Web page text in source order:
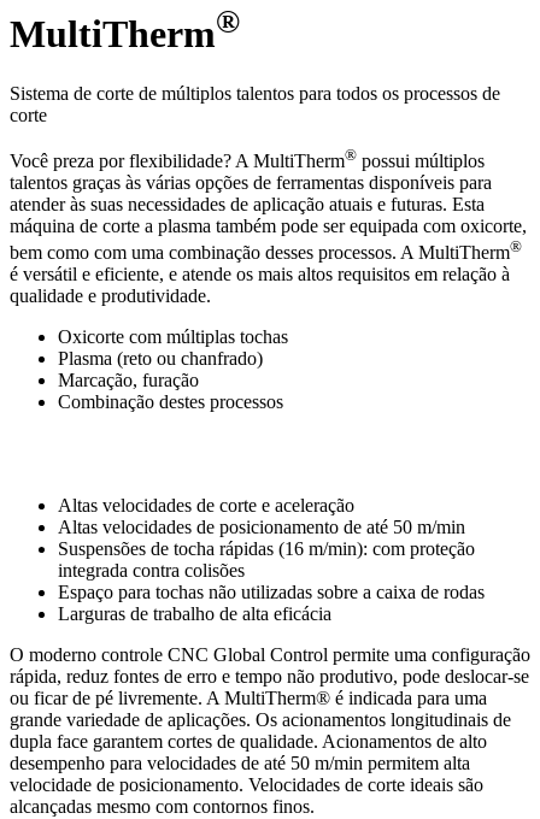
MultiTherm®
Sistema de corte de múltiplos talentos para todos os processos de
corte
Você preza por flexibilidade? A MultiTherm® possui múltiplos
talentos graças às várias opções de ferramentas disponíveis para
atender às suas necessidades de aplicação atuais e futuras. Esta
máquina de corte a plasma também pode ser equipada com oxicorte,
bem como com uma combinação desses processos. A MultiTherm®
é versátil e eficiente, e atende os mais altos requisitos em relação à
qualidade e produtividade.
Oxicorte com múltiplas tochas
Plasma (reto ou chanfrado)
Marcação, furação
Combinação destes processos
Altas velocidades de corte e aceleração
Altas velocidades de posicionamento de até 50 m/min
Suspensões de tocha rápidas (16 m/min): com proteção
integrada contra colisões
Espaço para tochas não utilizadas sobre a caixa de rodas
Larguras de trabalho de alta eficácia
O moderno controle CNC Global Control permite uma configuração
rápida, reduz fontes de erro e tempo não produtivo, pode deslocar-se
ou ficar de pé livremente. A MultiTherm® é indicada para uma
grande variedade de aplicações. Os acionamentos longitudinais de
dupla face garantem cortes de qualidade. Acionamentos de alto
desempenho para velocidades de até 50 m/min permitem alta
velocidade de posicionamento. Velocidades de corte ideais são
alcançadas mesmo com contornos finos.